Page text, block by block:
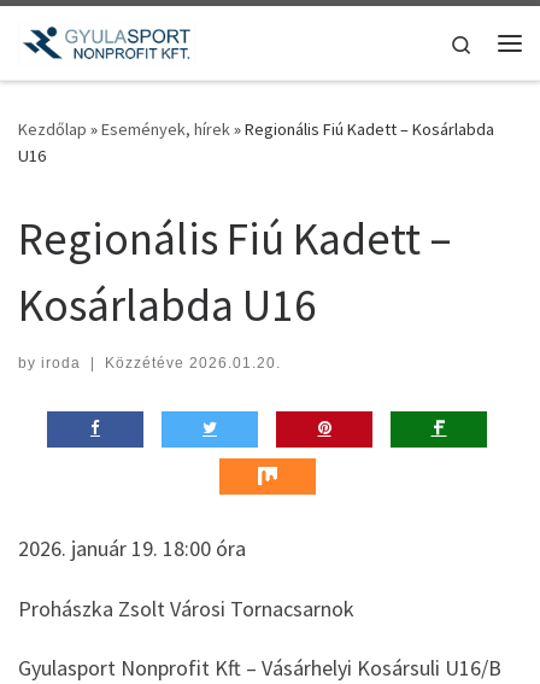
Teljes tartalom megjelenítése
Search
Kezdőlap »Események, hírek»Regionális Fiú Kadett – Kosárlabda
U16
Regionális Fiú Kadett –
Kosárlabda U16
by iroda | Közzétéve 2026.01.20.
2026. január 19. 18:00 óra
Prohászka Zsolt Városi Tornacsarnok
Gyulasport Nonprofit Kft – Vásárhelyi Kosársuli U16/B